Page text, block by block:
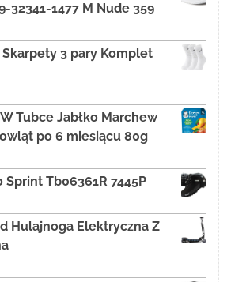
32341-1477 M Nude 359
3 pary Komplet
Tubce Jabłko Marchew
po 6 miesiącu 80g
Tb06361R 7445P
Hulajnoga Elektryczna Z